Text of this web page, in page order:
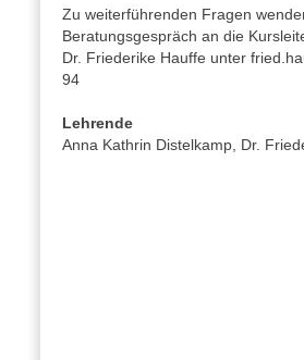
Zu weiterführenden Fragen
Beratungsgespräch an die
Dr. Friederike Hauffe unter
94
Lehrende
Anna Kathrin Distelkamp, Dr.